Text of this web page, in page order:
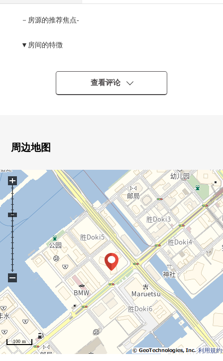
－房源的推荐焦点-
▼房间的特徴
・实际使用面积78.02平米的3LDK
・最大天花板高度约2,500mm(客餐厅部分，约7.1张塌塌米
西式房间，约4.7张塌塌米阳台一侧西式房间)
・厨房的式样
内装洗碗机
垃圾处理器
・浴室暖气换气干燥机有
・附洗手台厕所
・充实的收纳
在约7.1张塌塌米西式房间约1.4张塌塌米步入式衣帽间
对客餐厅部分约0.5张塌塌米储藏室
约1.0张塌塌米步入式鞋柜
・对客餐厅部分嵌顶灯有
・对门口部分穿衣镜镜子有
・对客餐厅，走廊部分图片轨道有
・盥洗台是分售时候升级式样
▼位置
・都营大江户线"胜哄"车站步行7分钟
查看评论
周边地图
利用規約
100 m
+
−